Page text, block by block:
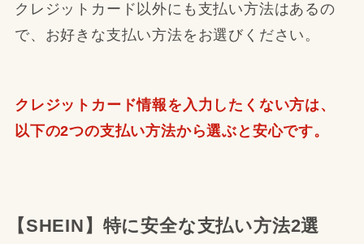
クレジットカード以外にも支払い方法はあるの
で、お好きな支払い方法をお選びください。
クレジットカード情報を入力したくない方は、
以下の2つの支払い方法から選ぶと安心です。
【SHEIN】特に安全な支払い方法2選